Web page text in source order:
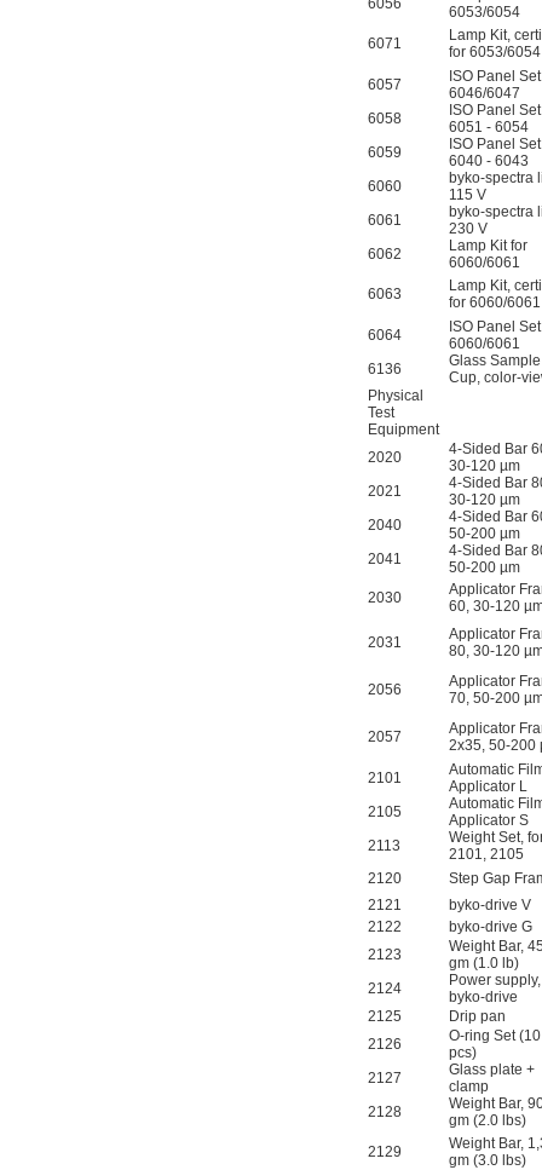
6056
6053/6054
6071
Lamp Kit,
for 6053/
6057
ISO Panel
6046/6047
6058
ISO Panel
6051 - 6054
6059
ISO Panel
6040 - 6043
6060
byko-spectra
115 V
6061
byko-spectra
230 V
6062
Lamp Kit for
6060/6061
6063
Lamp Kit,
for 6060/
6064
ISO Panel
6060/6061
6136
Glass Sample
Cup, color-
Physical
Test
Equipment
2020
4-Sided Bar
30-120 µm
2021
4-Sided Bar
30-120 µm
2040
4-Sided Bar
50-200 µm
2041
4-Sided Bar
50-200 µm
2030
Applicator
60, 30-120
2031
Applicator
80, 30-120
2056
Applicator
70, 50-200
2057
Applicator
2x35, 50-200
2101
Automatic
Applicator L
2105
Automatic
Applicator S
2113
Weight Set,
2101, 2105
2120
Step Gap
2121
byko-drive V
2122
byko-drive G
2123
Weight Bar,
gm (1.0 lb)
2124
Power
byko-drive
2125
Drip pan
2126
O-ring Set (10
pcs)
2127
Glass plate +
clamp
2128
Weight Bar,
gm (2.0 lbs)
2129
Weight Bar,
gm (3.0 lbs)